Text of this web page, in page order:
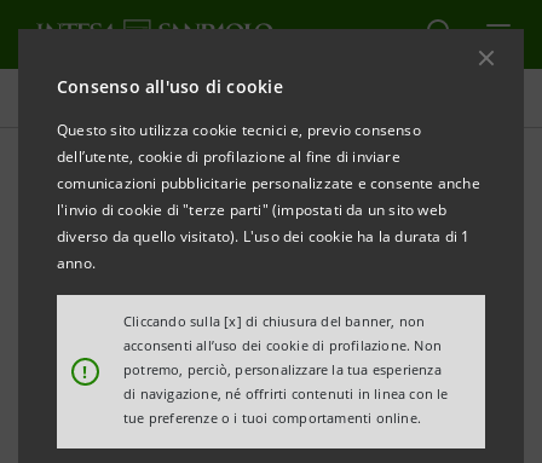
Consenso all'uso di cookie
Questo sito utilizza cookie tecnici e, previo consenso
dell’utente, cookie di profilazione al fine di inviare
comunicazioni pubblicitarie personalizzate e consente anche
l'invio di cookie di "terze parti" (impostati da un sito web
diverso da quello visitato). L'uso dei cookie ha la durata di 1
anno.
!
Cliccando sulla [x] di chiusura del banner, non
acconsenti all’uso dei cookie di profilazione. Non
potremo, perciò, personalizzare la tua esperienza
di navigazione, né offrirti contenuti in linea con le
tue preferenze o i tuoi comportamenti online.
Comunicati stampa
STAMPA AGGIORNA
COMUNICATO STAMPA
PRESENTANO “RI-PESCATO”: ALLE PERSONE
BISOGNOSE IL PESCE CONFISCATO DALLE
CAPITANERIE
• Il progetto promosso e sostenuto dalla Banca in